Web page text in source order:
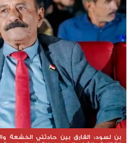
بن لسود: الفارق بين حادثتي الخشعة